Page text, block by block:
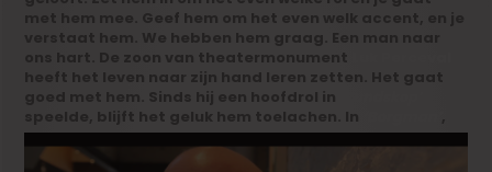
met hem mee. Geef hem om het even welk accent, en je
verstaat hem. We hebben hem graag. Een man naar
ons hart. De zoon van theatermonument
heeft het leven naar zijn hand leren zetten. Het gaat
goed met hem. Sinds hij een hoofdrol in
speelde, blijft het geluk hem toelachen. In